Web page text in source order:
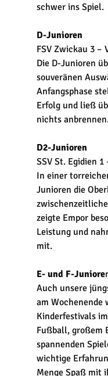
schwer ins Spiel.
D-Junioren
FSV Zwickau 3 –
Die D-Junioren
souveränen
Anfangsphase
Erfolg und ließ
nichts
D2-Junioren
SSV St. Egidien
In einer
Junioren die
zeigte Empor
Leistung und
mit.
E- und F-Juniore
Auch unsere
am Wochenende
Kinderfestivals
Fußball, großem
spannenden
wichtige
Menge Spaß mit